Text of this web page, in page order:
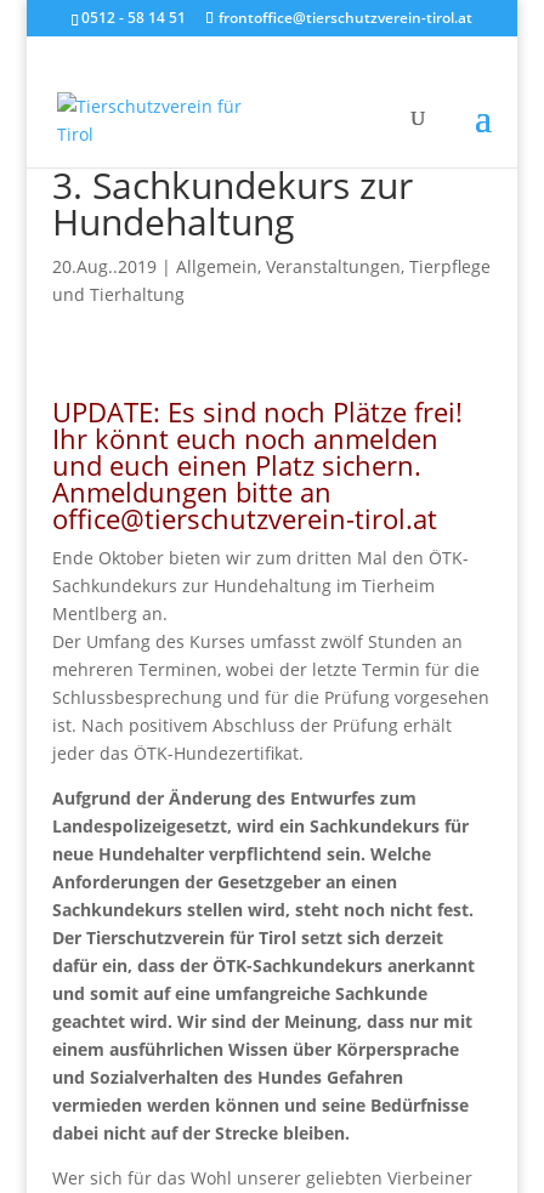
0512 - 58 14 51 frontoffice@tierschutzverein-tirol.at
3. Sachkundekurs zur
Hundehaltung
20.Aug..2019| Allgemein, Veranstaltungen, Tierpflege
und Tierhaltung
UPDATE: Es sind noch Plätze frei!
Ihr könnt euch noch anmelden
und euch einen Platz sichern.
Anmeldungen bitte an
office@tierschutzverein-tirol.at
Ende Oktober bieten wir zum dritten Mal den ÖTK-
Sachkundekurs zur Hundehaltung im Tierheim
Mentlberg an.
Der Umfang des Kurses umfasst zwölf Stunden an
mehreren Terminen, wobei der letzte Termin für die
Schlussbesprechung und für die Prüfung vorgesehen
ist. Nach positivem Abschluss der Prüfung erhält
jeder das ÖTK-Hundezertifikat.
Aufgrund der Änderung des Entwurfes zum
Landespolizeigesetzt, wird ein Sachkundekurs für
neue Hundehalter verpflichtend sein. Welche
Anforderungen der Gesetzgeber an einen
Sachkundekurs stellen wird, steht noch nicht fest.
Der Tierschutzverein für Tirol setzt sich derzeit
dafür ein, dass der ÖTK-Sachkundekurs anerkannt
und somit auf eine umfangreiche Sachkunde
geachtet wird. Wir sind der Meinung, dass nur mit
einem ausführlichen Wissen über Körpersprache
und Sozialverhalten des Hundes Gefahren
vermieden werden können und seine Bedürfnisse
dabei nicht auf der Strecke bleiben.
Wer sich für das Wohl unserer geliebten Vierbeiner